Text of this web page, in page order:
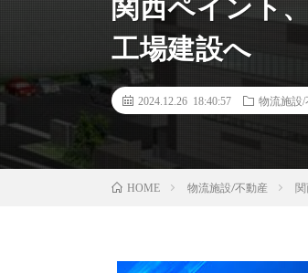
工場建設へ
2024.12.26 18:40:57 物流施設/
HOME 物流施設/不動産